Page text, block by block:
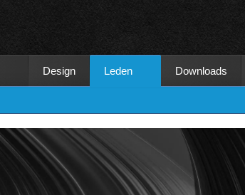
Design Leden Downloads